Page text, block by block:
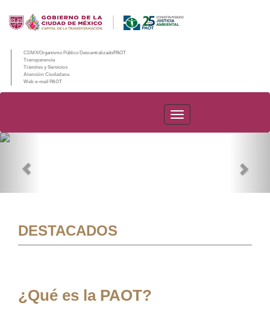
CDMX/Organismo Público Descentralizado/PAOT
Transparencia
Trámites y Servicios
Atención Ciudadana
Web e-mail PAOT
PAOT
DESTACADOS
¿Qué es la PAOT?